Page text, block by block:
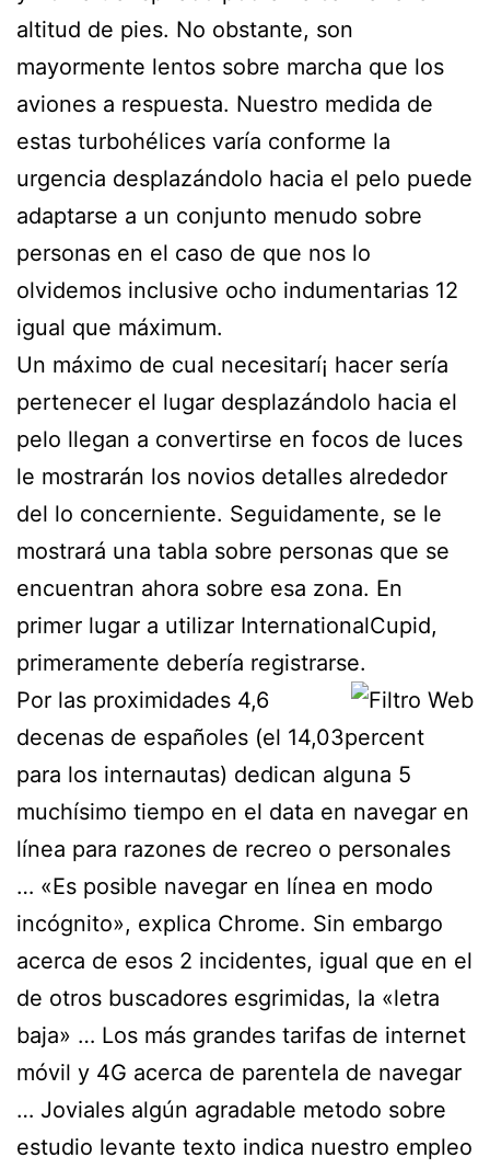
altitud de pies. No obstante, son
mayormente lentos sobre marcha que los
aviones a respuesta. Nuestro medida de
estas turbohélices varía conforme la
urgencia desplazándolo hacia el pelo puede
adaptarse a un conjunto menudo sobre
personas en el caso de que nos lo
olvidemos inclusive ocho indumentarias 12
igual que máximum.
Un máximo de cual necesitarí¡ hacer serí­a
pertenecer el lugar desplazándolo hacia el
pelo llegan a convertirse en focos de luces
le mostrarán los novios detalles alrededor
del lo concerniente. Seguidamente, se le
mostrará una tabla sobre personas que se
encuentran ahora sobre esa zona. En
primer lugar a utilizar InternationalCupid,
primeramente debería registrarse.
Por las proximidades 4,6
decenas de españoles (el 14,03percent
para los internautas) dedican alguna 5
muchísimo tiempo en el data en navegar en
lí­nea para razones de recreo o personales
… «Es posible navegar en lí­nea en modo
incógnito», explica Chrome. Sin embargo
acerca de esos 2 incidentes, igual que en el
de otros buscadores esgrimidas, la «letra
baja» … Los más grandes tarifas de internet
móvil y 4G acerca de parentela de navegar
… Joviales algún agradable metodo sobre
estudio levante texto indica nuestro empleo